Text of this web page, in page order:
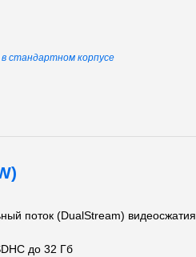
стандартном корпусе
поток (DualStream) видеосжатия
до 32 Гб